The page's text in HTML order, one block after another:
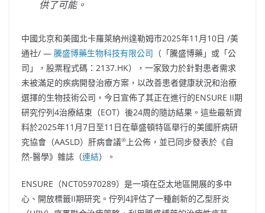
供了可能。
中國北京和美國北卡羅萊納州達勒姆市2025年11月10日 /美
通社/ — 騰盛博藥生物科技有限公司 （「騰盛博藥」或「公
司」，股票程式碼：2137.HK），一家致力於針對患者需求
未被滿足的疾病開發治療方案，以改善患者健康狀況和治療
選擇的生物技術公司，今日宣佈了其正在進行的ENSURE II期
研究佇列4治療結束（EOT）後24周的隨訪結果。這些最新資
料於2025年11月7日至11日在華盛頓特區舉行的美國肝病研
究協會（AASLD）肝病會議® 上公佈，並已同步發表於《自
然-醫學》雜誌（連結）。
ENSURE（NCT05970289）是一項在亞太地區開展的多中
心、開放標籤II期研究。佇列4評估了一種創新的乙型肝炎